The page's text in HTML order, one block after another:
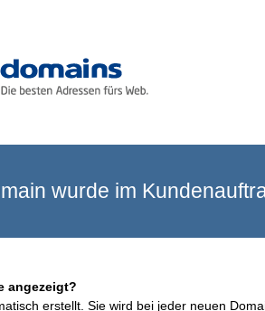
wurde im
angezeigt?
erstellt. Sie wird bei jeder neuen